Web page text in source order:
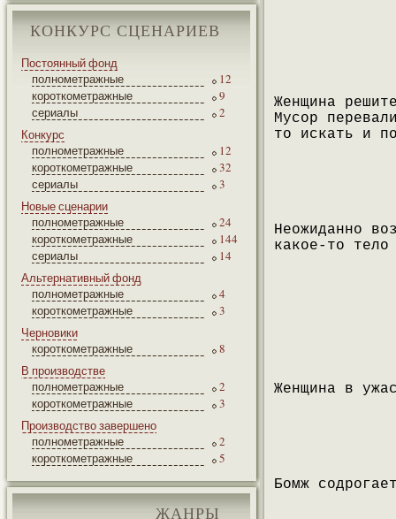
КОНКУРС СЦЕНАРИЕВ
Постоянный фонд
полнометражные
12
короткометражные
9
сериалы
2
Конкурс
полнометражные
12
короткометражные
32
сериалы
3
Новые сценарии
полнометражные
24
короткометражные
144
сериалы
14
Альтернативный фонд
полнометражные
4
короткометражные
3
Черновики
короткометражные
8
В производстве
полнометражные
2
короткометражные
3
Производство завершено
полнометражные
2
короткометражные
5
ЖАНРЫ
Женщина
Мусор
то искать и
Неожиданно
какое-то
Женщина в
Бомж